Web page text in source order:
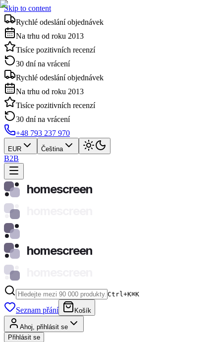
Skip to content
Rychlé odeslání objednávek
Na trhu od roku 2013
Tisíce pozitivních recenzí
30 dní na vrácení
Rychlé odeslání objednávek
Na trhu od roku 2013
Tisíce pozitivních recenzí
30 dní na vrácení
+48 793 237 970
EUR Čeština
B2B
homescreen
homescreen
Ctrl+K⌘K
Seznam přání Košík
Ahoj, přihlásit se
Přihlásit se